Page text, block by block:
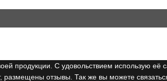
продукции. С удовольствием использую
размещены отзывы. Так же вы можете